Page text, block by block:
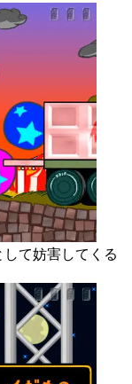
て妨害してくる